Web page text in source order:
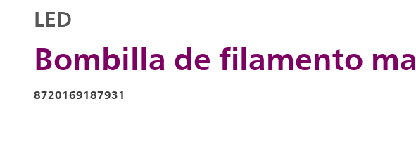
Bombilla de filamento
LED
8720169187931